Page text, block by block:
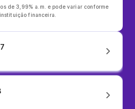
de 3,99% a.m. e pode variar conforme
financeira.